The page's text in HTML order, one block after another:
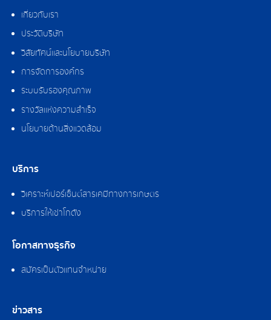
เกี่ยวกับเรา
ประวัติบริษัท
วิสัยทัศน์และนโยบายบริษัท
การจัดการองค์กร
ระบบรับรองคุณภาพ
รางวัลแห่งความสำเร็จ
นโยบายด้านสิ่งแวดล้อม
บริการ
วิเคราะห์เปอร์เซ็นต์สารเคมีทางการเกษตร
บริการให้เช่าโกดัง
โอกาสทางธุรกิจ
สมัครเป็นตัวแทนจำหน่าย
ข่าวสาร